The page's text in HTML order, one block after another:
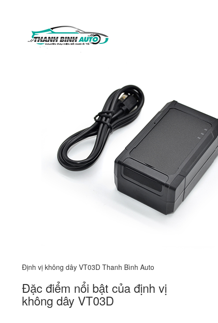
Định vị không dây VT03D Thanh Bình Auto
Đặc điểm nổi bật của định vị
không dây VT03D